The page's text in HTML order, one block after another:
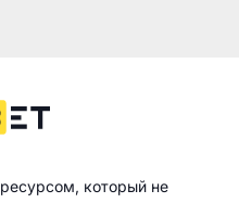
который не